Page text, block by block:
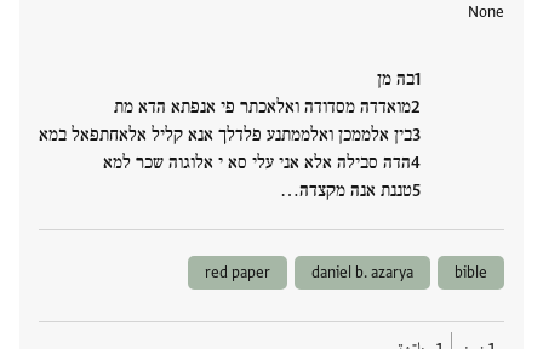
None
בה מן
מואדדה מסדודה ואלאכתר פי אנפתא הדא מת
בין אלממכן ואלממתנע פלדלך אנא קליל אלאחתפאל במא
הדה סבילה אלא אני עלי סא י אלוגוה שכר למא
טננת אנה מקצדה…
bible
daniel b. azarya
red paper